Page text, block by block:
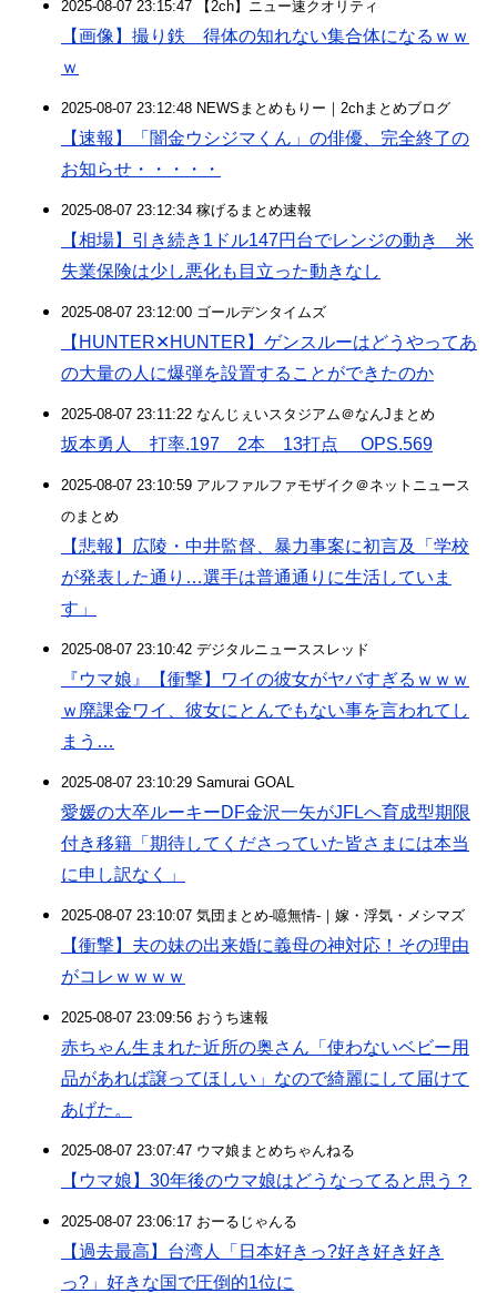
2025-08-07 23:15:47 【2ch】ニュー速クオリティ
【画像】撮り鉄 得体の知れない集合体になるｗｗ
ｗ
2025-08-07 23:12:48 NEWSまとめもりー｜2chまとめブログ
【速報】「闇金ウシジマくん」の俳優、完全終了の
お知らせ・・・・・
2025-08-07 23:12:34 稼げるまとめ速報
【相場】引き続き1ドル147円台でレンジの動き 米
失業保険は少し悪化も目立った動きなし
2025-08-07 23:12:00 ゴールデンタイムズ
【HUNTER✕HUNTER】ゲンスルーはどうやってあ
の大量の人に爆弾を設置することができたのか
2025-08-07 23:11:22 なんじぇいスタジアム＠なんJまとめ
坂本勇人 打率.197 2本 13打点 OPS.569
2025-08-07 23:10:59 アルファルファモザイク＠ネットニュース
のまとめ
【悲報】広陵・中井監督、暴力事案に初言及「学校
が発表した通り…選手は普通通りに生活していま
す」
2025-08-07 23:10:42 デジタルニューススレッド
『ウマ娘』【衝撃】ワイの彼女がヤバすぎるｗｗｗ
ｗ廃課金ワイ、彼女にとんでもない事を言われてし
まう…
2025-08-07 23:10:29 Samurai GOAL
愛媛の大卒ルーキーDF金沢一矢がJFLへ育成型期限
付き移籍「期待してくださっていた皆さまには本当
に申し訳なく」
2025-08-07 23:10:07 気団まとめ-噫無情-｜嫁・浮気・メシマズ
【衝撃】夫の妹の出来婚に義母の神対応！その理由
がコレｗｗｗｗ
2025-08-07 23:09:56 おうち速報
赤ちゃん生まれた近所の奥さん「使わないベビー用
品があれば譲ってほしい」なので綺麗にして届けて
あげた。
2025-08-07 23:07:47 ウマ娘まとめちゃんねる
【ウマ娘】30年後のウマ娘はどうなってると思う？
2025-08-07 23:06:17 おーるじゃんる
【過去最高】台湾人「日本好きっ?好き好き好き
っ?」好きな国で圧倒的1位に